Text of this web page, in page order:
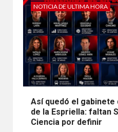
NOTICIA DE ULTIMA HORA
Así quedó el gabinete
de la Espriella: faltan
Ciencia por definir